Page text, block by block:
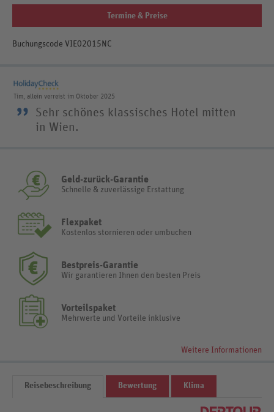
Termine & Preise
Buchungscode VIE02015NC
Tim, allein verreist im Oktober 2025
”
Sehr schönes klassisches Hotel mitten
in Wien.
Geld-zurück-Garantie
Schnelle & zuverlässige Erstattung
Flexpaket
Kostenlos stornieren oder umbuchen
Bestpreis-Garantie
Wir garantieren Ihnen den besten Preis
Vorteilspaket
Mehrwerte und Vorteile inklusive
Weitere Informationen
Reisebeschreibung Bewertung Klima